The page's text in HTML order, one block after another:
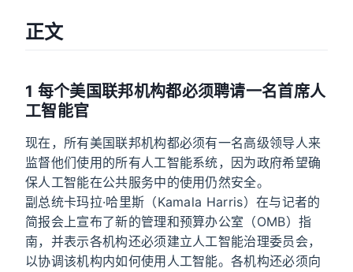
正文
1 每个美国联邦机构都必须聘请一名首席人
工智能官
现在，所有美国联邦机构都必须有一名高级领导人来
监督他们使用的所有人工智能系统，因为政府希望确
保人工智能在公共服务中的使用仍然安全。
副总统卡玛拉·哈里斯（Kamala Harris）在与记者的
简报会上宣布了新的管理和预算办公室（OMB）指
南，并表示各机构还必须建立人工智能治理委员会，
以协调该机构内如何使用人工智能。各机构还必须向